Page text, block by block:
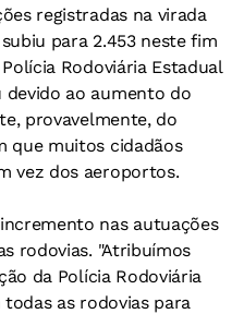
registradas na virada
para 2.453 neste fim
Rodoviária Estadual
devido ao aumento do
provavelmente, do
que muitos cidadãos
vez dos aeroportos.
nas autuações
rodovias. "Atribuímos
da Polícia Rodoviária
as rodovias para